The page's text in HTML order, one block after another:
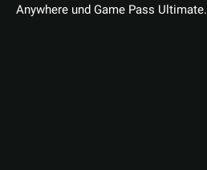
Anywhere und Game Pass Ultimate.